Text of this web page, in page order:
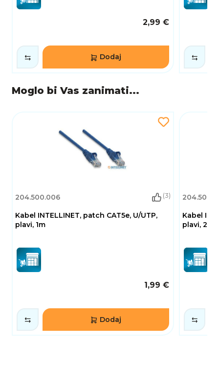
2,99 €
Dodaj
Moglo bi Vas zanimati...
204.500.006 (3)
Kabel INTELLINET, patch CAT5e, U/UTP,
plavi, 1m
1,99 €
Dodaj
Kabel
plavi, 2m